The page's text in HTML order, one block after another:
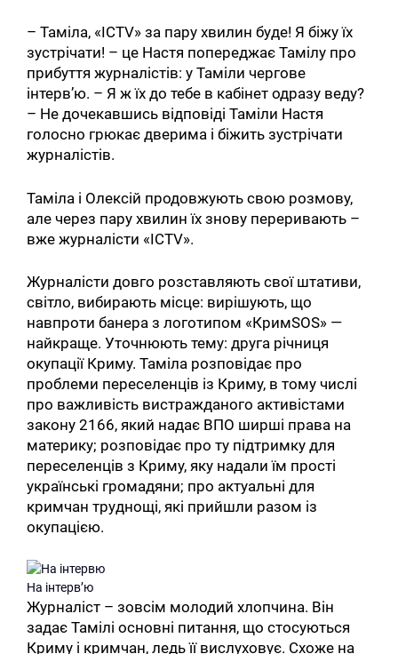
– Таміла, «ICTV» за пару хвилин буде! Я біжу їх
зустрічати! – це Настя попереджає Тамілу про
прибуття журналістів: у Таміли чергове
інтерв’ю. – Я ж їх до тебе в кабінет одразу веду?
– Не дочекавшись відповіді Таміли Настя
голосно грюкає дверима і біжить зустрічати
журналістів.
Таміла і Олексій продовжують свою розмову,
але через пару хвилин їх знову переривають –
вже журналісти «ICTV».
Журналісти довго розставляють свої штативи,
світло, вибирають місце: вирішують, що
навпроти банера з логотипом «КримSOS» —
найкраще. Уточнюють тему: друга річниця
окупації Криму. Таміла розповідає про
проблеми переселенців із Криму, в тому числі
про важливість вистражданого активістами
закону 2166, який надає ВПО ширші права на
материку; розповідає про ту підтримку для
переселенців з Криму, яку надали їм прості
українські громадяни; про актуальні для
кримчан труднощі, які прийшли разом із
окупацією.
На інтерв’ю
Журналіст – зовсім молодий хлопчина. Він
задає Тамілі основні питання, що стосуються
Криму і кримчан, ледь її вислуховує. Схоже на